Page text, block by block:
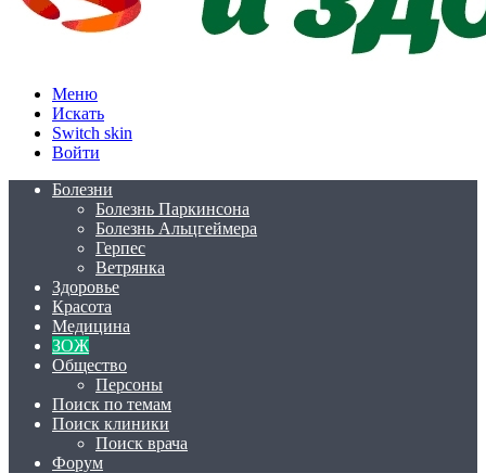
Меню
Искать
Switch skin
Войти
Болезни
Болезнь Паркинсона
Болезнь Альцгеймера
Герпес
Ветрянка
Здоровье
Красота
Медицина
ЗОЖ
Общество
Персоны
Поиск по темам
Поиск клиники
Поиск врача
Форум